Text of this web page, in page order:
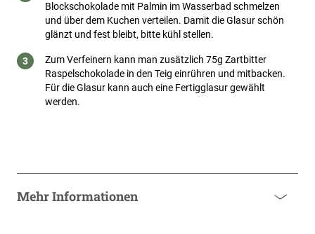
Blockschokolade mit Palmin im Wasserbad schmelzen
und über dem Kuchen verteilen. Damit die Glasur schön
glänzt und fest bleibt, bitte kühl stellen.
Zum Verfeinern kann man zusätzlich 75g Zartbitter
Raspelschokolade in den Teig einrühren und mitbacken.
Für die Glasur kann auch eine Fertigglasur gewählt
werden.
Mehr Informationen